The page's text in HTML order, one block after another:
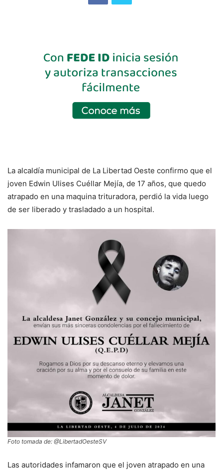
La alcaldía municipal de La Libertad Oeste confirmo que el
joven Edwin Ulises Cuéllar Mejía, de 17 años, que quedo
atrapado en una maquina trituradora, perdió la vida luego
de ser liberado y trasladado a un hospital.
Foto tomada de: @LibertadOesteSV
Las autoridades infamaron que el joven atrapado en una